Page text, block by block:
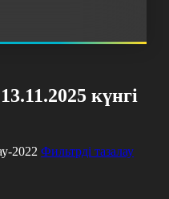
күнгі
2022 Фильтрді тазалау